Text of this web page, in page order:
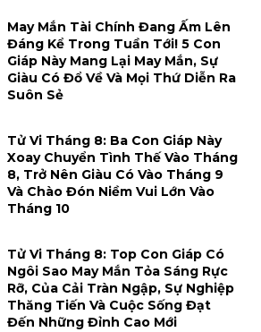
May Mắn Tài Chính Đang Ấm Lên
Đáng Kể Trong Tuần Tới! 5 Con
Giáp Này Mang Lại May Mắn, Sự
Giàu Có Đổ Về Và Mọi Thứ Diễn Ra
Suôn Sẻ
Tử Vi Tháng 8: Ba Con Giáp Này
Xoay Chuyển Tình Thế Vào Tháng
8, Trở Nên Giàu Có Vào Tháng 9
Và Chào Đón Niềm Vui Lớn Vào
Tháng 10
Tử Vi Tháng 8: Top Con Giáp Có
Ngôi Sao May Mắn Tỏa Sáng Rực
Rỡ, Của Cải Tràn Ngập, Sự Nghiệp
Thăng Tiến Và Cuộc Sống Đạt
Đến Những Đỉnh Cao Mới